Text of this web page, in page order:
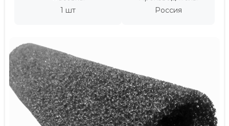
1 шт
Россия